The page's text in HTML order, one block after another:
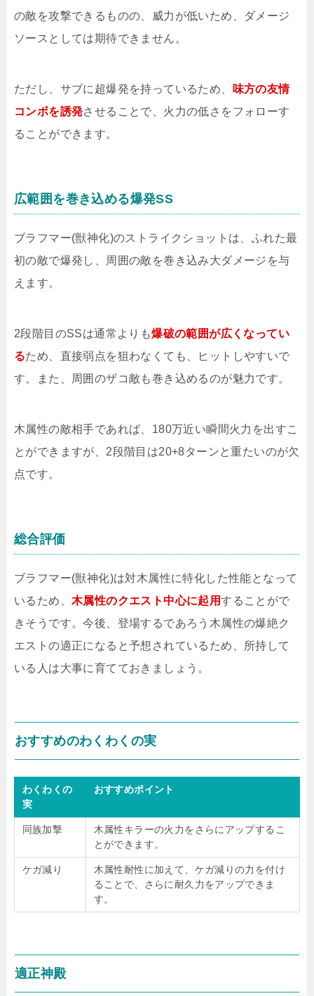
の敵を攻撃できるものの、威力が低いため、ダメージ
ソースとしては期待できません。
ただし、サブに超爆発を持っているため、
味方の友情
コンボを誘発させることで、火力の低さをフォローす
ることができます。
広範囲を巻き込める爆発SS
ブラフマー(獣神化)のストライクショットは、ふれた最
初の敵で爆発し、周囲の敵を巻き込み大ダメージを与
えます。
2段階目のSSは通常よりも爆破の範囲が広くなってい
るため、直接弱点を狙わなくても、ヒットしやすいで
す。また、周囲のザコ敵も巻き込めるのが魅力です。
木属性の敵相手であれば、180万近い瞬間火力を出すこ
とができますが、2段階目は20+8ターンと重たいのが欠
点です。
総合評価
ブラフマー(獣神化)は対木属性に特化した性能となって
いるため、 木属性のクエスト中心に起用することがで
きそうです。今後、登場するであろう木属性の爆絶ク
エストの適正になると予想されているため、所持して
いる人は大事に育てておきましょう。
おすすめのわくわくの実
わくわくの
実
おすすめポイント
同族加撃
木属性キラーの火力をさらにアップするこ
とができます。
ケガ減り
木属性耐性に加えて、ケガ減りの力を付け
ることで、さらに耐久力をアップできま
す。
適正神殿